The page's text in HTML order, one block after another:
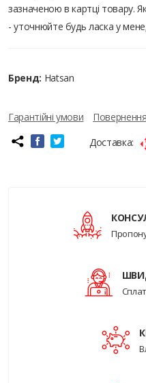
зазначеною в картці товару.
- уточнюйте будь ласка у
Бренд: Hatsan
Гарантійні умови
Доставка: